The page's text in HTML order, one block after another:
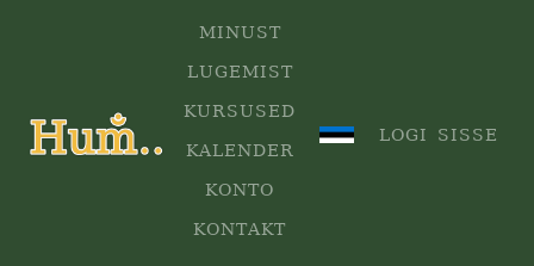
MINUST
LUGEMIST
KURSUSED
KALENDER
KONTO
KONTAKT
. LOGI SISSE